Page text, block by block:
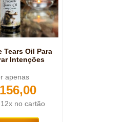
Tears Oil Para
Intenções
apenas
156,00
no cartão